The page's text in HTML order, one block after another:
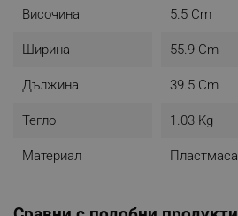
Височина 5.5 Cm
Ширина 55.9 Cm
Дължина 39.5 Cm
Тегло 1.03 Kg
Материал Пластмаса